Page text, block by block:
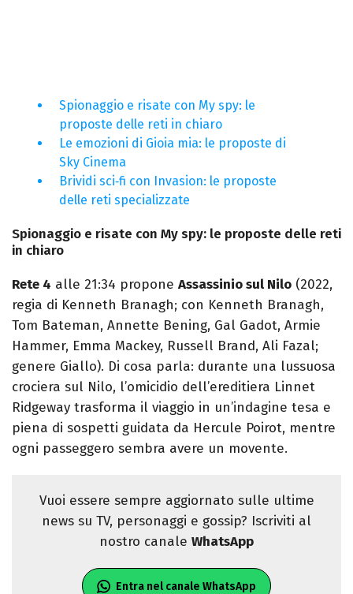
Spionaggio e risate con My spy: le
proposte delle reti in chiaro
Le emozioni di Gioia mia: le proposte di
Sky Cinema
Brividi sci‑fi con Invasion: le proposte
delle reti specializzate
Spionaggio e risate con My spy: le proposte delle reti
in chiaro
Rete 4 alle 21:34 propone Assassinio sul Nilo (2022,
regia di Kenneth Branagh; con Kenneth Branagh,
Tom Bateman, Annette Bening, Gal Gadot, Armie
Hammer, Emma Mackey, Russell Brand, Ali Fazal;
genere Giallo). Di cosa parla: durante una lussuosa
crociera sul Nilo, l’omicidio dell’ereditiera Linnet
Ridgeway trasforma il viaggio in un’indagine tesa e
piena di sospetti guidata da Hercule Poirot, mentre
ogni passeggero sembra avere un movente.
Vuoi essere sempre aggiornato sulle ultime
news su TV, personaggi e gossip? Iscriviti al
nostro canale WhatsApp
Entra nel canale WhatsApp